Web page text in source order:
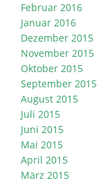
Februar 2016
Januar 2016
Dezember 2015
November 2015
Oktober 2015
September 2015
August 2015
Juli 2015
Juni 2015
Mai 2015
April 2015
März 2015